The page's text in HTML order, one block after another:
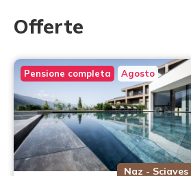
Offerte
Pensione completa Agosto
Naz - Sciaves